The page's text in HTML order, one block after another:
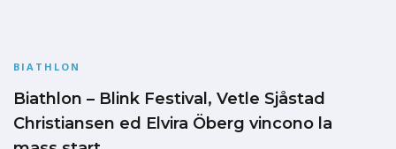
BIATHLON
Biathlon – Blink Festival, Vetle Sjåstad
Christiansen ed Elvira Öberg vincono la